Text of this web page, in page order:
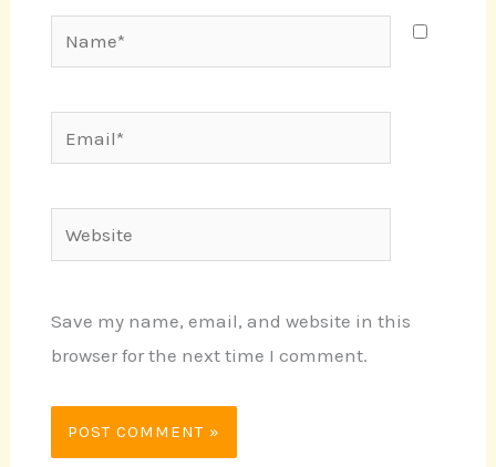
Website
Save my name, email, and website in this
browser for the next time I comment.